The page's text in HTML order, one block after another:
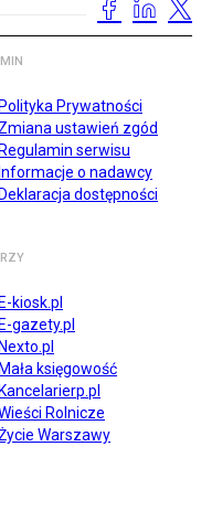
Polityka Prywatności
Zmiana ustawień zgód
Regulamin serwisu
Informacje o nadawcy
Deklaracja dostępności
E-kiosk.pl
E-gazety.pl
Nexto.pl
Mała księgowość
Kancelarierp.pl
Rolnicze
Warszawy